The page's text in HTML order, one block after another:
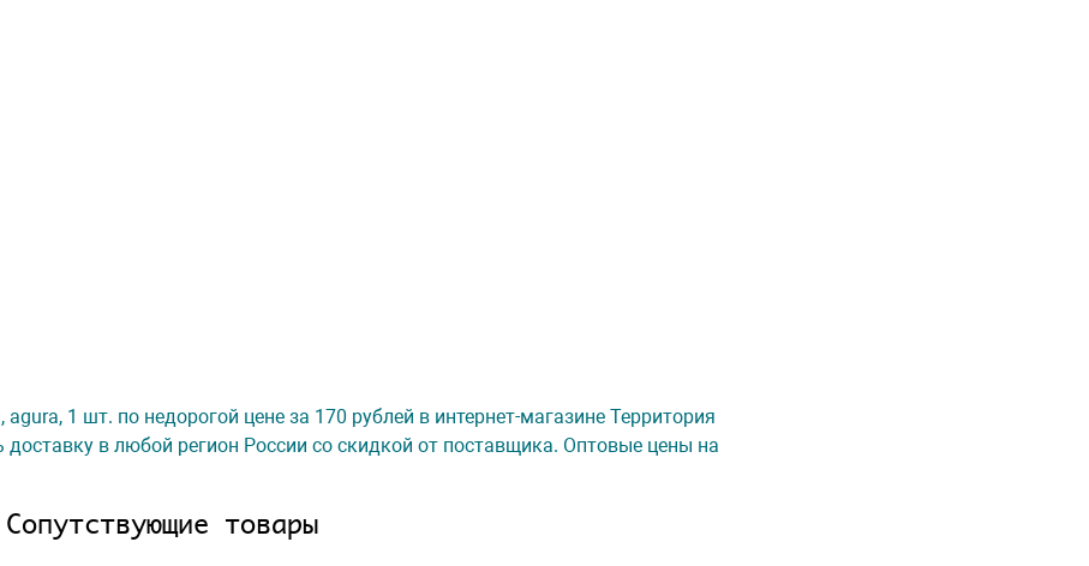
1 шт. по недорогой цене за 170 рублей в интернет-магазине Территория
в любой регион России со скидкой от поставщика. Оптовые цены на
Сопутствующие товары